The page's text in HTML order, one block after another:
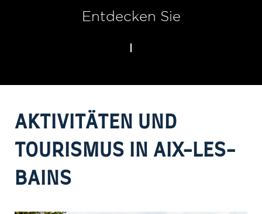
Entdecken Sie
AKTIVITÄTEN UND
TOURISMUS IN AIX-LES-
BAINS